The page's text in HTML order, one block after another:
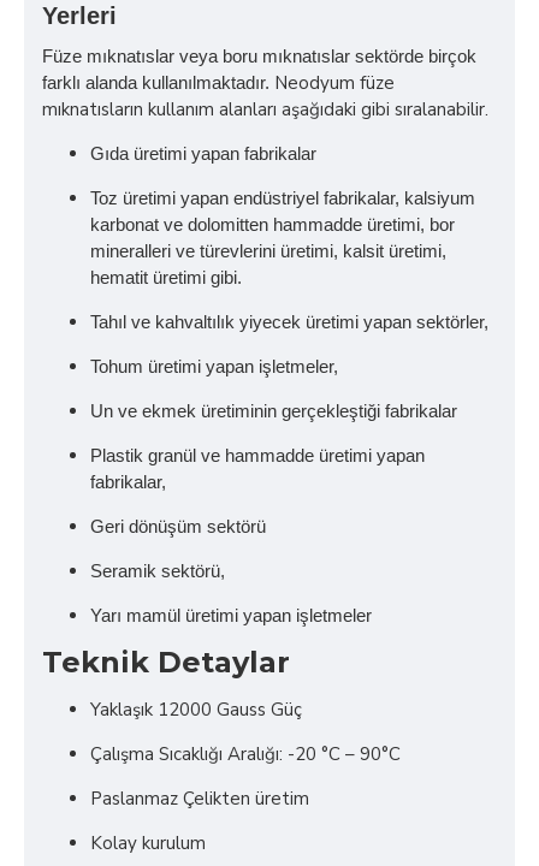
Yerleri
Füze mıknatıslar veya boru mıknatıslar sektörde birçok
farklı alanda kullanılmaktadır. Neodyum füze
mıknatısların kullanım alanları aşağıdaki gibi sıralanabilir.
Gıda üretimi yapan fabrikalar
Toz üretimi yapan endüstriyel fabrikalar, kalsiyum
karbonat ve dolomitten hammadde üretimi, bor
mineralleri ve türevlerini üretimi, kalsit üretimi,
hematit üretimi gibi.
Tahıl ve kahvaltılık yiyecek üretimi yapan sektörler,
Tohum üretimi yapan işletmeler,
Un ve ekmek üretiminin gerçekleştiği fabrikalar
Plastik granül ve hammadde üretimi yapan
fabrikalar,
Geri dönüşüm sektörü
Seramik sektörü,
Yarı mamül üretimi yapan işletmeler
Teknik Detaylar
Yaklaşık 12000 Gauss Güç
Çalışma Sıcaklığı Aralığı: -20 °C – 90°C
Paslanmaz Çelikten üretim
Kolay kurulum